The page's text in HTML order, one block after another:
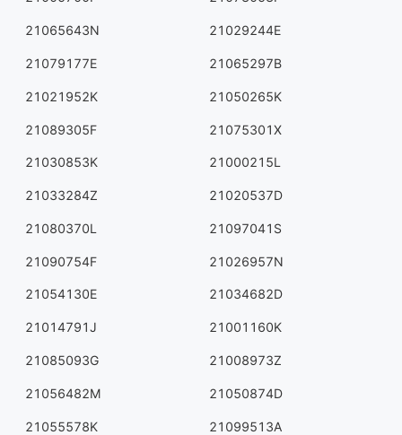
21065643N 21029244E
21079177E 21065297B
21021952K 21050265K
21089305F 21075301X
21030853K 21000215L
21033284Z 21020537D
21080370L 21097041S
21090754F 21026957N
21054130E 21034682D
21014791J 21001160K
21085093G 21008973Z
21056482M 21050874D
21055578K 21099513A